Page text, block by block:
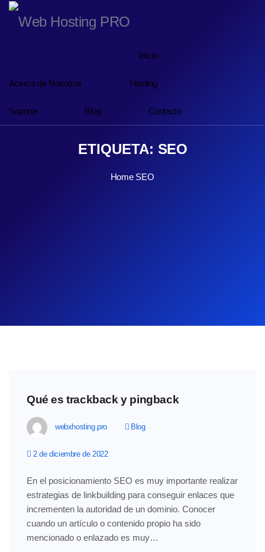
Inicio
Acerca de Nosotros Hosting
Soporte Blog Contacto
ETIQUETA: SEO
HomeSEO
Qué es trackback y pingback
webxhosting.pro Blog
2 de diciembre de 2022
En el posicionamiento SEO es muy importante realizar
estrategias de linkbuilding para conseguir enlaces que
incrementen la autoridad de un dominio. Conocer
cuando un artículo o contenido propio ha sido
mencionado o enlazado es muy…